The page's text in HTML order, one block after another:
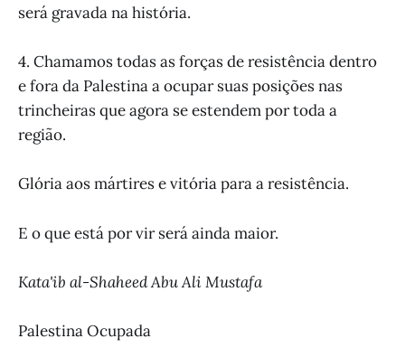
será gravada na história.
4. Chamamos todas as forças de resistência dentro
e fora da Palestina a ocupar suas posições nas
trincheiras que agora se estendem por toda a
região.
Glória aos mártires e vitória para a resistência.
E o que está por vir será ainda maior.
Kata'ib al-Shaheed Abu Ali Mustafa
Palestina Ocupada